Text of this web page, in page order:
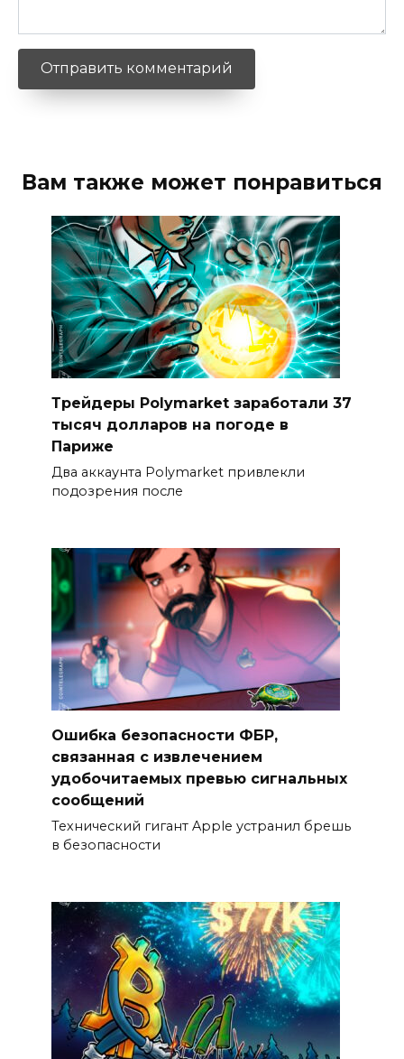
Вам также может понравиться
Трейдеры Polymarket заработали 37
тысяч долларов на погоде в
Париже
Два аккаунта Polymarket привлекли
подозрения после
Ошибка безопасности ФБР,
связанная с извлечением
удобочитаемых превью сигнальных
сообщений
Технический гигант Apple устранил брешь
в безопасности